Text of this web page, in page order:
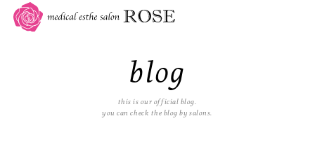
blog
this is our official blog.
you can check the blog by salons.